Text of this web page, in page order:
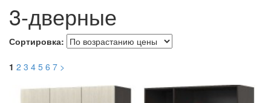
3-дверные
Сортировка:
1 2 3 4 5 6 7 >